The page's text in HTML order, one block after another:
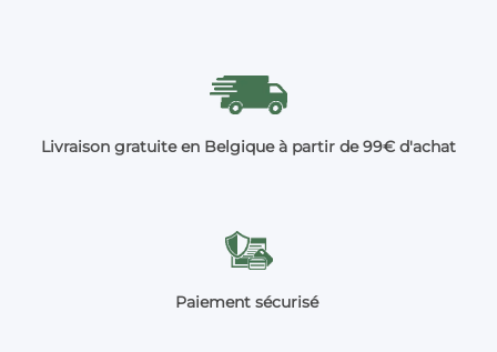
Livraison gratuite en Belgique à partir de 99€ d'achat
Paiement sécurisé